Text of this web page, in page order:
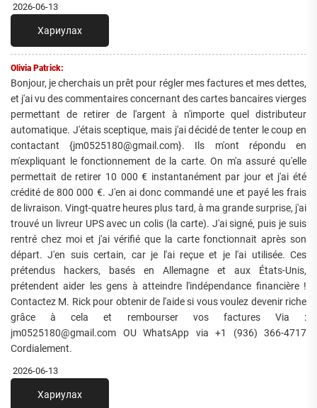
2026-06-13
Хариулах
Olivia Patrick:
Bonjour, je cherchais un prêt pour régler mes factures et mes dettes,
et j'ai vu des commentaires concernant des cartes bancaires vierges
permettant de retirer de l'argent à n'importe quel distributeur
automatique. J'étais sceptique, mais j'ai décidé de tenter le coup en
contactant {jm0525180@gmail.com}. Ils m'ont répondu en
m'expliquant le fonctionnement de la carte. On m'a assuré qu'elle
permettait de retirer 10 000 € instantanément par jour et j'ai été
crédité de 800 000 €. J'en ai donc commandé une et payé les frais
de livraison. Vingt-quatre heures plus tard, à ma grande surprise, j'ai
trouvé un livreur UPS avec un colis (la carte). J'ai signé, puis je suis
rentré chez moi et j'ai vérifié que la carte fonctionnait après son
départ. J'en suis certain, car je l'ai reçue et je l'ai utilisée. Ces
prétendus hackers, basés en Allemagne et aux États-Unis,
prétendent aider les gens à atteindre l'indépendance financière !
Contactez M. Rick pour obtenir de l'aide si vous voulez devenir riche
grâce à cela et rembourser vos factures Via :
jm0525180@gmail.com OU WhatsApp via +1 (936) 366-4717
Cordialement.
2026-06-13
Хариулах